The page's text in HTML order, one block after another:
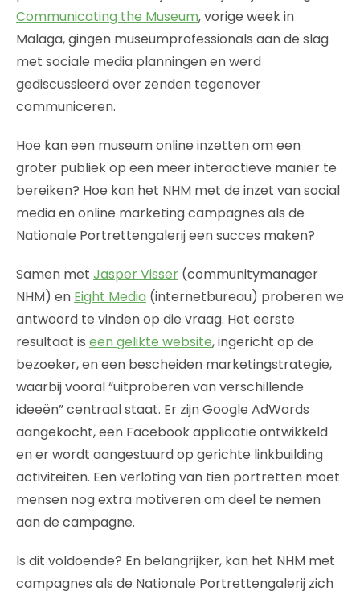
Communicating the Museum, vorige week in
Malaga, gingen museumprofessionals aan de slag
met sociale media planningen en werd
gediscussieerd over zenden tegenover
communiceren.
Hoe kan een museum online inzetten om een
groter publiek op een meer interactieve manier te
bereiken? Hoe kan het NHM met de inzet van social
media en online marketing campagnes als de
Nationale Portrettengalerij een succes maken?
Samen met Jasper Visser (communitymanager
NHM) en Eight Media (internetbureau) proberen we
antwoord te vinden op die vraag. Het eerste
resultaat is een gelikte website, ingericht op de
bezoeker, en een bescheiden marketingstrategie,
waarbij vooral “uitproberen van verschillende
ideeën” centraal staat. Er zijn Google AdWords
aangekocht, een Facebook applicatie ontwikkeld
en er wordt aangestuurd op gerichte linkbuilding
activiteiten. Een verloting van tien portretten moet
mensen nog extra motiveren om deel te nemen
aan de campagne.
Is dit voldoende? En belangrijker, kan het NHM met
campagnes als de Nationale Portrettengalerij zich